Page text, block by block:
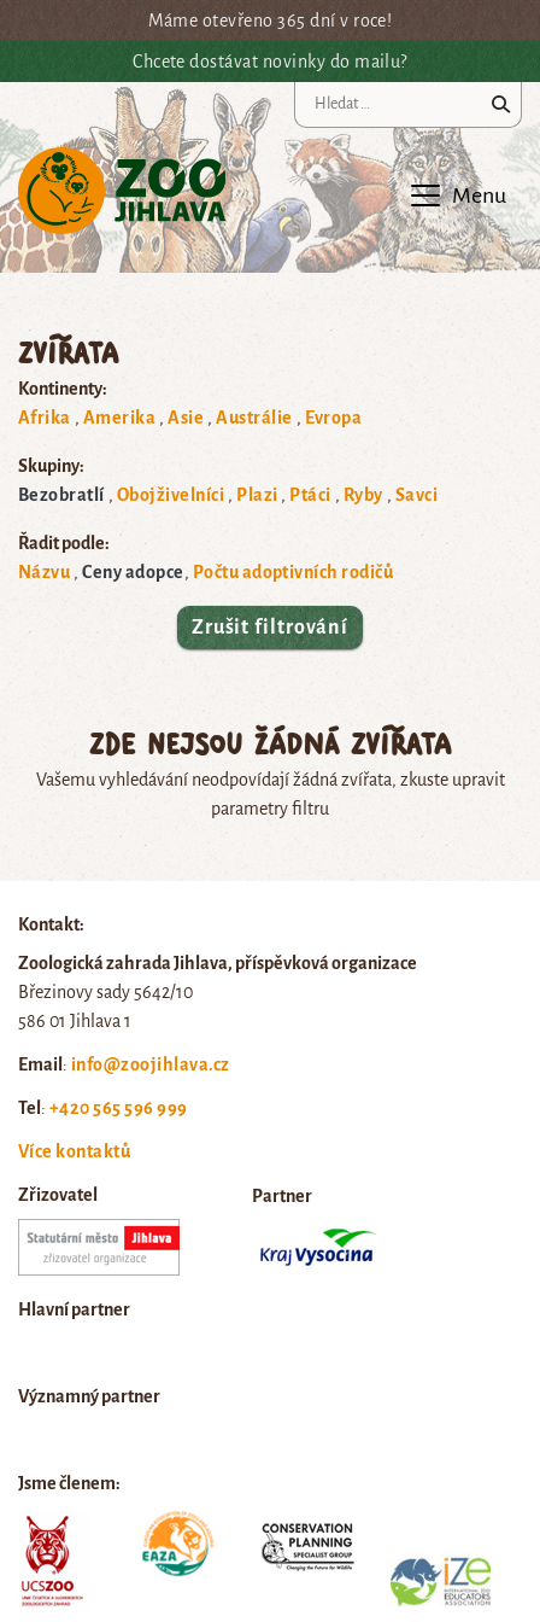
Přejít na hlavní obsahMáme otevřeno 365 dní v roce!
Chcete dostávat novinky do mailu?
Menu
Zvířata
Kontinenty:
Afrika
Amerika Asie Austrálie Evropa
Skupiny:
Bezobratlí
Obojživelníci Plazi Ptáci Ryby Savci
Řadit podle:
Názvu
Ceny adopce Počtu adoptivních rodičů
Zrušit filtrování
Zde nejsou žádná zvířata
Vašemu vyhledávání neodpovídají žádná zvířata, zkuste upravit
parametry filtru
Kontakt:
Zoologická zahrada Jihlava, příspěvková organizace
Březinovy sady 5642/10
586 01 Jihlava 1
Email : info@zoojihlava.cz
Tel : +420 565 596 999
Více kontaktů
Zřizovatel Partner
Hlavní partner
Významný partner
Jsme členem: